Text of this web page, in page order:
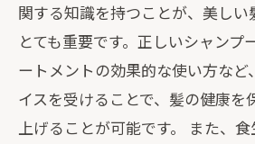
関する知識を持つことが、美しい
とても重要です。正しいシャンプ
ートメントの効果的な使い方など
イスを受けることで、髪の健康を
上げることが可能です。 また、食